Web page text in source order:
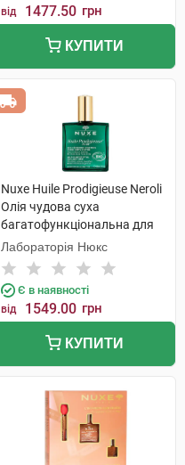
від 1477.50 грн
КУПИТИ
Nuxe Huile Prodigieuse Neroli
Олія чудова суха
багатофункціональна для
обличчя,тіла та волосся 100
мл 1 флакон
Лабораторія Нюкс
Є в наявності
від 1549.00 грн
КУПИТИ